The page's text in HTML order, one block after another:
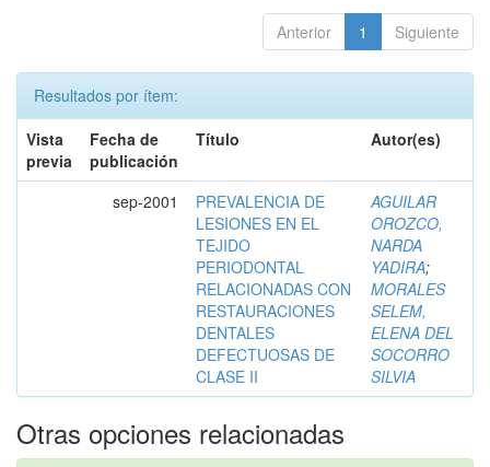
Anterior 1 Siguiente
Resultados por ítem:
Vista
previa
Fecha de
publicación
Título Autor(es)
sep-2001
PREVALENCIA DE
LESIONES EN EL
TEJIDO
PERIODONTAL
RELACIONADAS CON
RESTAURACIONES
DENTALES
DEFECTUOSAS DE
CLASE II
AGUILAR
OROZCO,
NARDA
YADIRA;
MORALES
SELEM,
ELENA DEL
SOCORRO
SILVIA
Otras opciones relacionadas